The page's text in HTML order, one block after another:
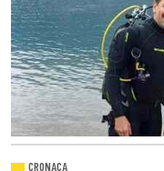
CRONACA